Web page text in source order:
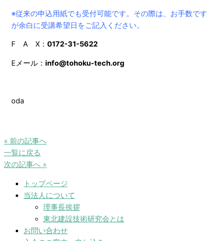
※従来の申込用紙でも受付可能です。その際は、お手数です
が余白に受講希望日をご記入ください。
F A X： 0172-31-5622
Eメール： info@tohoku-tech.org
oda
« 前の記事へ
一覧に戻る
次の記事へ »
トップページ
当法人について
理事長挨拶
東北建設技術研究会とは
お問い合わせ